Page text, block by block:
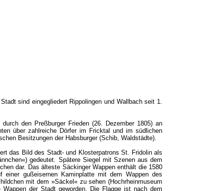
sind eingegliedert Rippolingen und Wallbach seit 1.
den Preßburger Frieden (26. Dezember 1805) an
über zahlreiche Dörfer im Fricktal und im südlichen
Besitzungen der Habsburger (Schib, Waldstädte).
das Bild des Stadt- und Klosterpatrons St. Fridolin als
gedeutet. Spätere Siegel mit Szenen aus dem
dar. Das älteste Säckinger Wappen enthält die 1580
einer gußeisernen Kaminplatte mit dem Wappen des
mit dem »Säckel« zu sehen (Hochrheinmuseum
der Stadt geworden. Die Flagge ist nach dem